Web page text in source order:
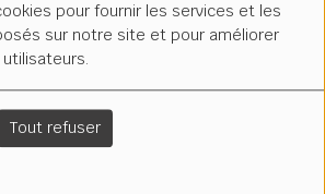
pour fournir les services et les
sur notre site et pour améliorer
Tout refuser
de :